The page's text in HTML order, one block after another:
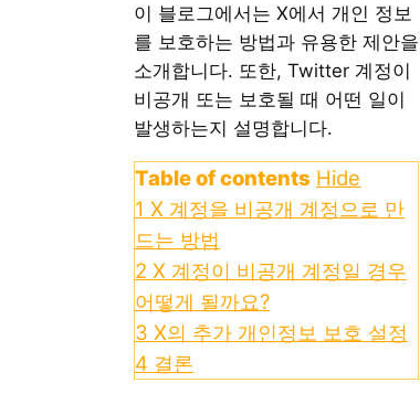
이 블로그에서는 X에서 개인 정보
를 보호하는 방법과 유용한 제안을
소개합니다. 또한, Twitter 계정이
비공개 또는 보호될 때 어떤 일이
발생하는지 설명합니다.
Table of contents Hide
1 X 계정을 비공개 계정으로 만
드는 방법
2 X 계정이 비공개 계정일 경우
어떻게 될까요?
3 X의 추가 개인정보 보호 설정
4 결론